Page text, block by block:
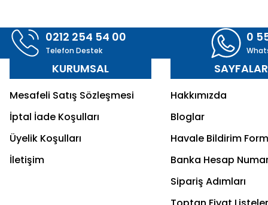
0212 254 54 00
Telefon Destek
0
KURUMSAL
Mesafeli Satış Sözleşmesi
İptal İade Koşulları
Üyelik Koşulları
İletişim
SAYFALAR
Hakkımızda
Bloglar
Havale Bildirim
Banka Hesap
Sipariş Adımları